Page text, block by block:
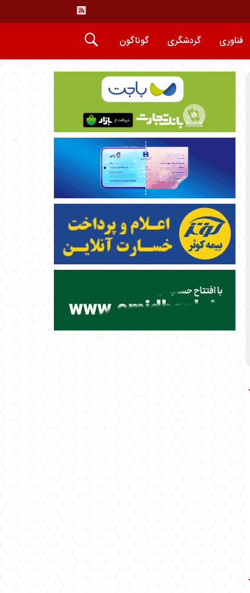
فناوری گردشگری گوناگون